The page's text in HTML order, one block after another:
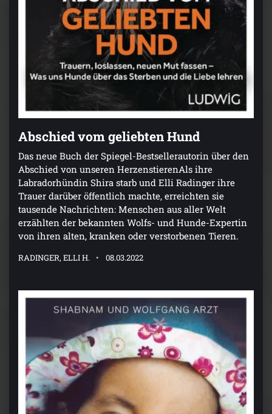
Abschied vom geliebten Hund
Das neue Buch der Spiegel-Bestsellerautorin über den
Abschied von unseren HerzenstierenAls ihre
Labradorhündin Shira starb und Elli Radinger ihre
Trauer darüber öffentlich machte, erreichten sie
tausende Nachrichten: Menschen aus aller Welt
erzählten der bekannten Wolfs- und Hunde-Expertin
von ihren alten, kranken oder verstorbenen Tieren.
RADINGER, ELLI H. 08.03.2022